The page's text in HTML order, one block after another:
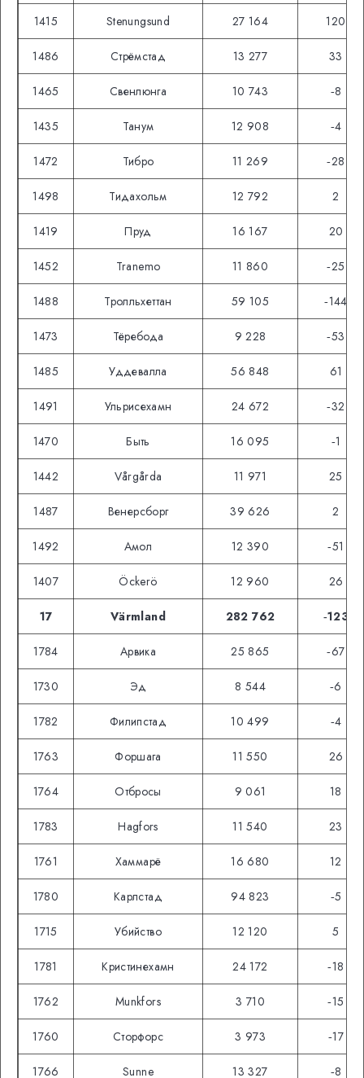
1415 Stenungsund 27 164 120
1486 Стрёмстад 13 277 33
1465 Свенлюнга 10 743 ‑8
1435 Танум 12 908 ‑4
1472 Тибро 11 269 ‑28
1498 Тидахольм 12 792 2
1419 Пруд 16 167 20
1452 Tranemo 11 860 ‑25
1488 Тролльхеттан 59 105 ‑144
1473 Тёребода 9 228 ‑53
1485 Уддевалла 56 848 61
1491 Ульрисехамн 24 672 ‑32
1470 Быть 16 095 ‑1
1442 Vårgårda 11 971 25
1487 Венерсборг 39 626 2
1492 Амол 12 390 ‑51
1407 Öckerö 12 960 26
17 Värmland 282 762 ‑123
1784 Арвика 25 865 ‑67
1730 Эд 8 544 ‑6
1782 Филипстад 10 499 ‑4
1763 Форшага 11 550 26
1764 Отбросы 9 061 18
1783 Hagfors 11 540 23
1761 Хаммарё 16 680 12
1780 Карлстад 94 823 ‑5
1715 Убийство 12 120 5
1781 Кристинехамн 24 172 ‑18
1762 Munkfors 3 710 ‑15
1760 Сторфорс 3 973 ‑17
1766 Sunne 13 327 ‑8